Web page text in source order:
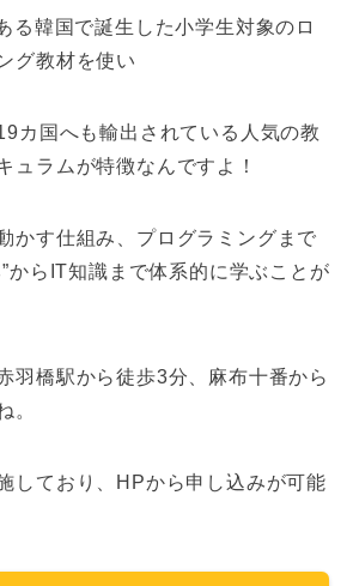
る韓国で誕生した小学生対象のロ
グ教材を使い
カ国へも輸出されている人気の教
ュラムが特徴なんですよ！
かす仕組み、プログラミングまで
からIT知識まで体系的に学ぶことが
羽橋駅から徒歩3分、麻布十番から
。
しており、HPから申し込みが可能